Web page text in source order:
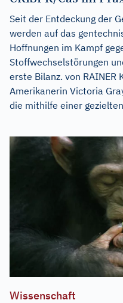
Seit der Entdeckung der
werden auf das
Hoffnungen im Kampf
Stoffwechselstörungen
erste Bilanz. von RAINER
Amerikanerin Victoria
die mithilfe einer
Wissenschaft